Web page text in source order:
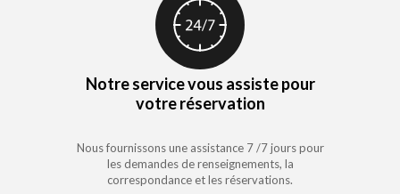
Notre service vous assiste pour
votre réservation
Nous fournissons une assistance 7 /7 jours pour
les demandes de renseignements, la
correspondance et les réservations.